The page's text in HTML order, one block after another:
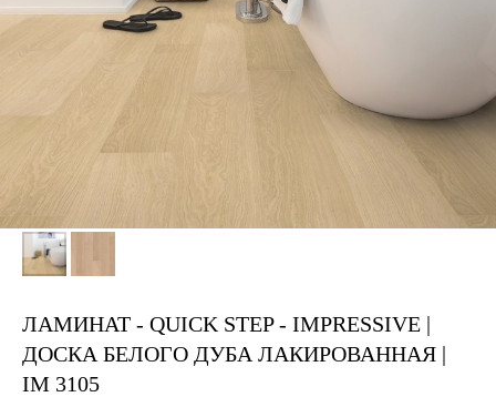
ЛАМИНАТ - QUICK STEP - IMPRESSIVE |
ДОСКА БЕЛОГО ДУБА ЛАКИРОВАННАЯ |
IM 3105